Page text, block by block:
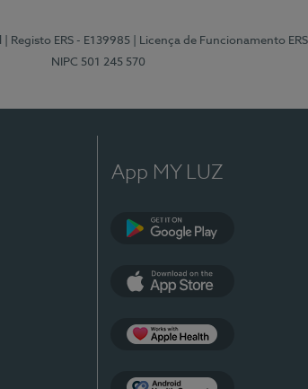
| Registo ERS - E139985 | Licença de Funcionamento
NIPC 501 245 570
App MY LUZ